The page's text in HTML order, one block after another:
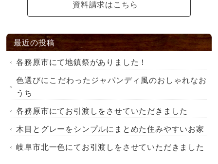
資料請求はこちら
最近の投稿
各務原市にて地鎮祭がありました！
色選びにこだわったジャパンディ風のおしゃれなお
うち
各務原市にてお引渡しをさせていただきました
木目とグレーをシンプルにまとめた住みやすいお家
岐阜市北一色にてお引渡しをさせていただきました